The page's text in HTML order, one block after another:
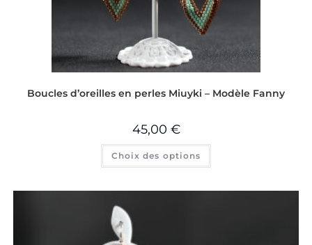
Boucles d’oreilles en perles Miuyki – Modèle Fanny
45,00 €
Choix des options